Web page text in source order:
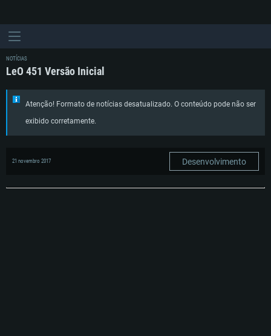
NOTÍCIAS
LeO 451 Versão Inicial
Atenção! Formato de notícias desatualizado. O conteúdo pode não ser
exibido corretamente.
21 novembro 2017 Desenvolvimento